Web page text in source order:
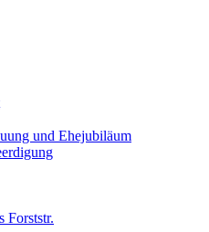
und Ehejubiläum
Forststr.